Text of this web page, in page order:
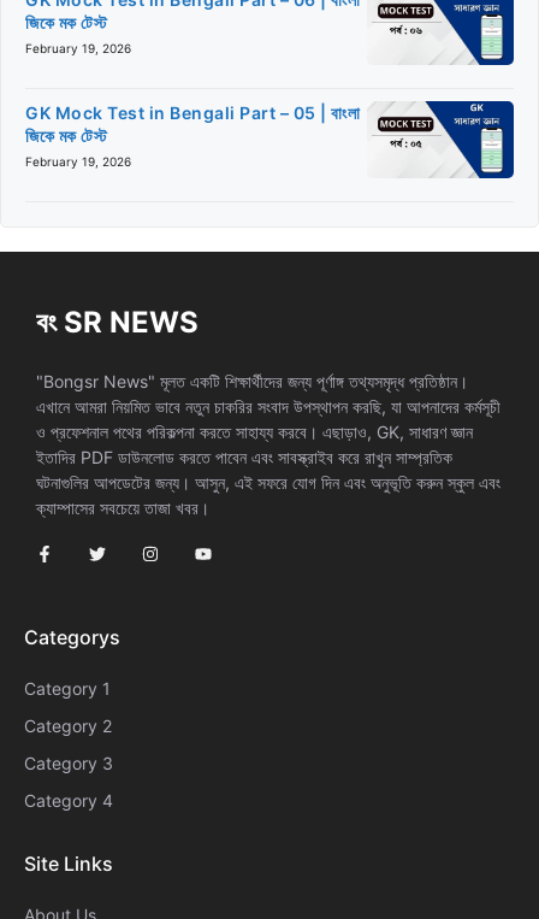
জিকে মক টেস্ট
February 19, 2026
GK Mock Test in Bengali Part – 05 | বাংলা
জিকে মক টেস্ট
February 19, 2026
বং SR NEWS
"Bongsr News" মূলত একটি শিক্ষার্থীদের জন্য পূর্ণাঙ্গ তথ্যসমৃদ্ধ প্রতিষ্ঠান।
এখানে আমরা নিয়মিত ভাবে নতুন চাকরির সংবাদ উপস্থাপন করছি, যা আপনাদের কর্মসূচী
ও প্রফেশনাল পথের পরিকল্পনা করতে সাহায্য করবে। এছাড়াও, GK, সাধারণ জ্ঞান
ইতাদির PDF ডাউনলোড করতে পাবেন এবং সাবস্ক্রাইব করে রাখুন সাম্প্রতিক
ঘটনাগুলির আপডেটের জন্য। আসুন, এই সফরে যোগ দিন এবং অনুভূতি করুন স্কুল এবং
ক্যাম্পাসের সবচেয়ে তাজা খবর।
Categorys
Category 1
Category 2
Category 3
Category 4
Site Links